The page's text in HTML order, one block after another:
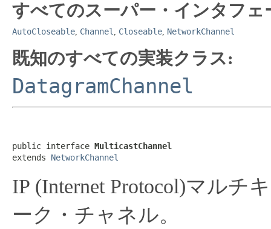
すべてのスーパー・インタフェ
AutoCloseable, Channel , Closeable, NetworkChannel
既知のすべての実装クラス:
DatagramChannel
public interface MulticastChannel
extends NetworkChannel
IP (Internet Protocol)マル
ーク・チャネル。